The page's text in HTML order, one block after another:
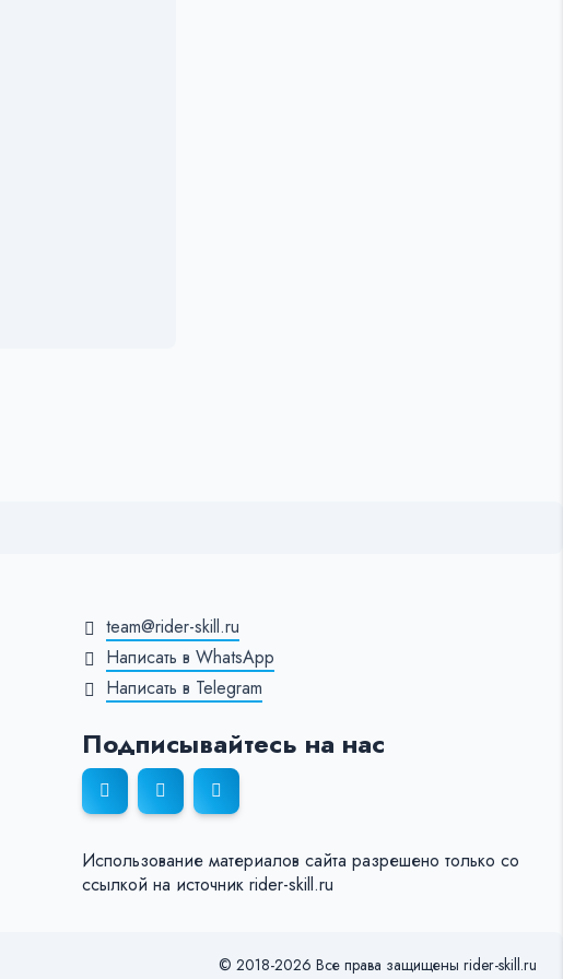
team@rider-skill.ru
Написать в WhatsApp
Написать в Telegram
Подписывайтесь на нас
Использование материалов сайта разрешено только со
ссылкой на источник rider-skill.ru
© 2018-2026 Все права защищены rider-skill.ru